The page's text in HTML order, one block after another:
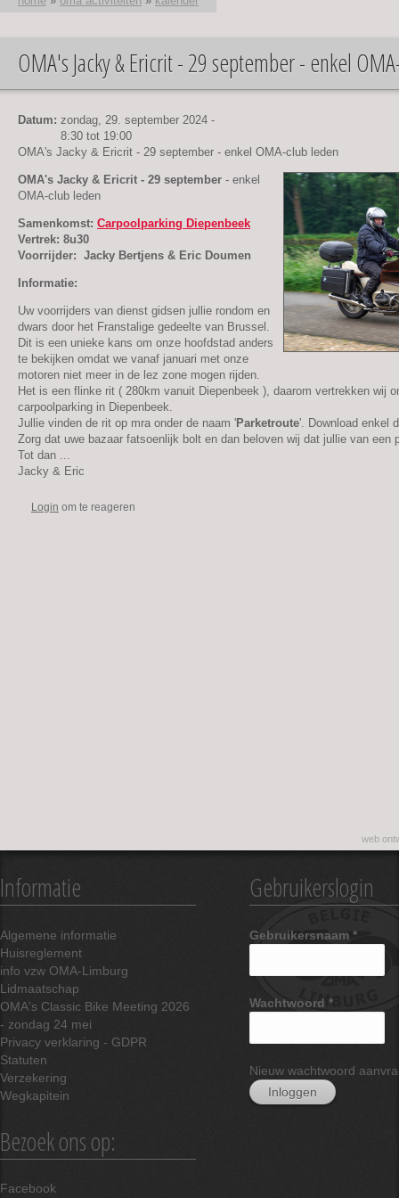
U bent hier
OMA's Jacky & Ericrit - 29 september - enkel
Datum: zondag, 29. september 2024 -
8:30 tot 19:00
OMA's Jacky & Ericrit - 29 september - enkel OMA-club leden
OMA's Jacky & Ericrit - 29 september - enkel
OMA-club leden
Samenkomst: Carpoolparking Diepenbeek
Vertrek: 8u30
Voorrijder: Jacky Bertjens & Eric Doumen
Informatie:
Uw voorrijders van dienst gidsen jullie rondom en
dwars door het Franstalige gedeelte van Brussel.
Dit is een unieke kans om onze hoofdstad anders
te bekijken omdat we vanaf januari met onze
motoren niet meer in de lez zone mogen rijden.
Het is een flinke rit ( 280km vanuit Diepenbeek ), daarom vertrekken wij
carpoolparking in Diepenbeek.
Jullie vinden de rit op mra onder de naam 'Parketroute'. Download enkel
Zorg dat uwe bazaar fatsoenlijk bolt en dan beloven wij dat jullie van een
Tot dan ...
Jacky & Eric
Login om te reageren
web
Informatie
Algemene informatie
Huisreglement
info vzw OMA-Limburg
Lidmaatschap
OMA's Classic Bike Meeting 2026
- zondag 24 mei
Privacy verklaring - GDPR
Statuten
Verzekering
Wegkapitein
Bezoek ons op:
Facebook
Gebruikerslogin
Gebruikersnaam *
Wachtwoord *
Nieuw wachtwoord